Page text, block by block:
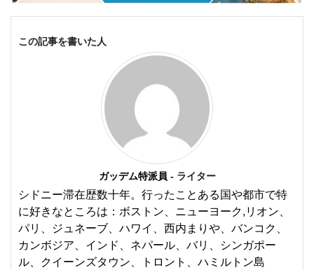
この記事を書いた人
ガッデム特派員 - ライター
シドニー滞在歴数十年。行ったことある国や都市で特
に好きなところは：ボストン、ニューヨーク,リオン、
パリ、ジュネーブ、ハワイ、西内まりや、バンコク、
カンボジア、インド、ネパール、バリ、シンガポー
ル、クイーンズタウン、トロント、ハミルトン島